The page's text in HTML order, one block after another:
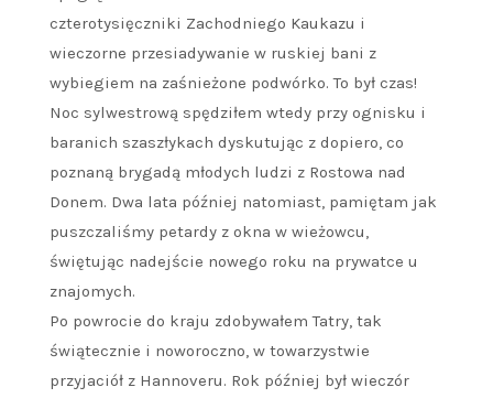
czterotysięczniki Zachodniego Kaukazu i
wieczorne przesiadywanie w ruskiej bani z
wybiegiem na zaśnieżone podwórko. To był czas!
Noc sylwestrową spędziłem wtedy przy ognisku i
baranich szaszłykach dyskutując z dopiero, co
poznaną brygadą młodych ludzi z Rostowa nad
Donem. Dwa lata później natomiast, pamiętam jak
puszczaliśmy petardy z okna w wieżowcu,
świętując nadejście nowego roku na prywatce u
znajomych.
Po powrocie do kraju zdobywałem Tatry, tak
świątecznie i noworoczno, w towarzystwie
przyjaciół z Hannoveru. Rok później był wieczór